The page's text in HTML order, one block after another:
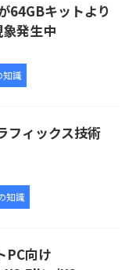
64GBキットより
発生中
知識
フィックス技術
知識
PC向け